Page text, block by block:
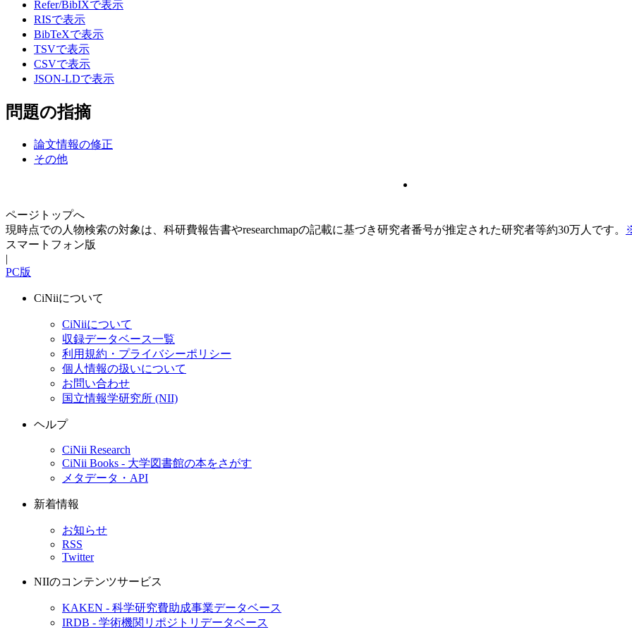
Refer/BibIXで表示
RISで表示
BibTeXで表示
TSVで表示
CSVで表示
JSON-LDで表示
問題の指摘
論文情報の修正
その他
ページトップへ
現時点での人物検索の対象は、科研費報告書やresearchmapの記載に基づき研究者番号が推定された研究者等約30万人です。
スマートフォン版
|
PC版
CiNiiについて
CiNiiについて
収録データベース一覧
利用規約・プライバシーポリシー
個人情報の扱いについて
お問い合わせ
国立情報学研究所 (NII)
ヘルプ
CiNii Research
CiNii Books - 大学図書館の本をさがす
メタデータ・API
新着情報
お知らせ
RSS
Twitter
NIIのコンテンツサービス
KAKEN - 科学研究費助成事業データベース
IRDB - 学術機関リポジトリデータベース